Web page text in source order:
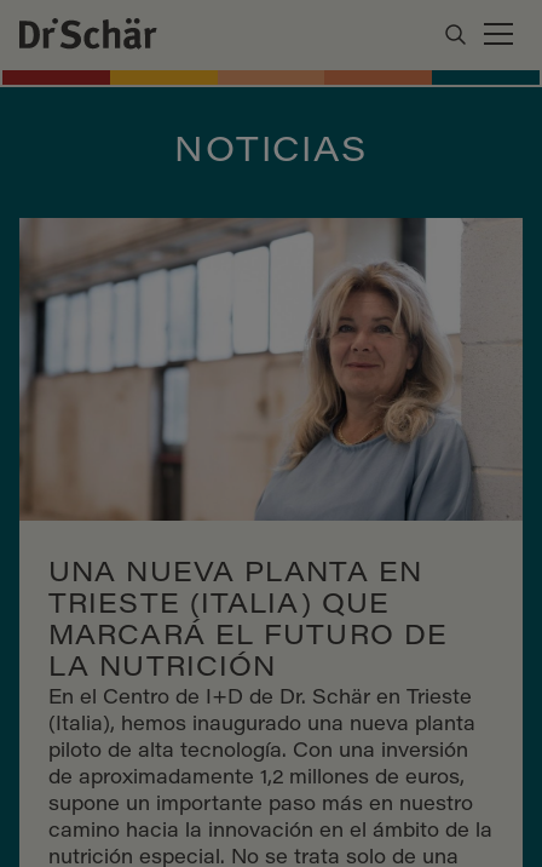
NOTICIAS
UNA NUEVA PLANTA EN
TRIESTE (ITALIA) QUE
MARCARÁ EL FUTURO DE
LA NUTRICIÓN
En el Centro de I+D de Dr. Schär en Trieste
(Italia), hemos inaugurado una nueva planta
piloto de alta tecnología. Con una inversión
de aproximadamente 1,2 millones de euros,
supone un importante paso más en nuestro
camino hacia la innovación en el ámbito de la
nutrición especial. No se trata solo de una